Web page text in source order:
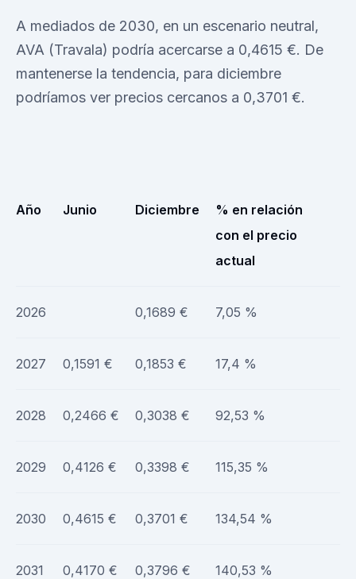
A mediados de 2030, en un escenario neutral,
AVA (Travala) podría acercarse a 0,4615 €. De
mantenerse la tendencia, para diciembre
podríamos ver precios cercanos a 0,3701 €.
Año Junio Diciembre
% en relación
con el precio
actual
2026 0,1689 € 7,05 %
2027 0,1591 € 0,1853 € 17,4 %
2028 0,2466 € 0,3038 € 92,53 %
2029 0,4126 € 0,3398 € 115,35 %
2030 0,4615 € 0,3701 € 134,54 %
2031 0,4170 € 0,3796 € 140,53 %